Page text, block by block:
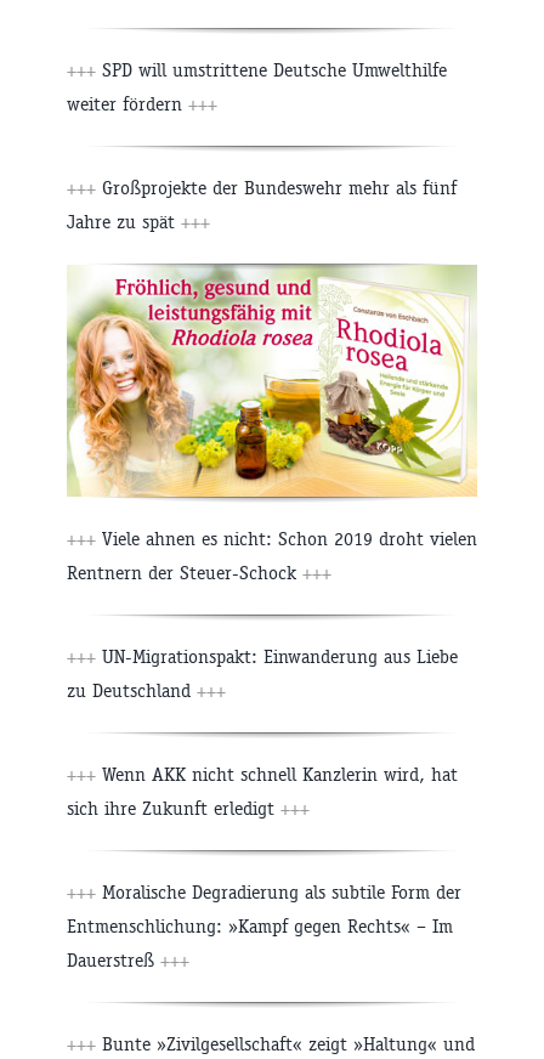
+++ SPD will umstrittene Deutsche Umwelthilfe
weiter fördern +++
+++ Großprojekte der Bundeswehr mehr als fünf
Jahre zu spät +++
+++ Viele ahnen es nicht: Schon 2019 droht vielen
Rentnern der Steuer-Schock +++
+++ UN-Migrationspakt: Einwanderung aus Liebe
zu Deutschland +++
+++ Wenn AKK nicht schnell Kanzlerin wird, hat
sich ihre Zukunft erledigt +++
+++ Moralische Degradierung als subtile Form der
Entmenschlichung: »Kampf gegen Rechts« – Im
Dauerstreß +++
+++ Bunte »Zivilgesellschaft« zeigt »Haltung« und